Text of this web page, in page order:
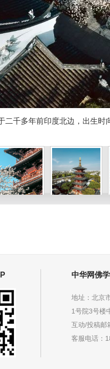
二千多年前印度北边，出生
中华网佛
地址：北京
1号院3号楼
互动/投稿邮
客服电话：